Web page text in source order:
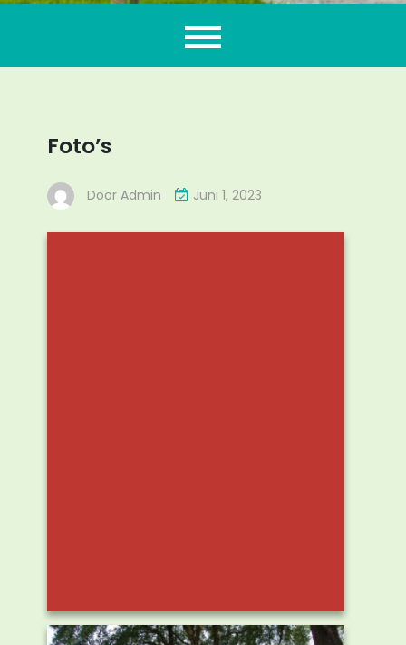
Flierefluiter
Foto’s
Door Admin Juni 1, 2023